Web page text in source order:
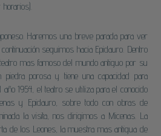
Haremos una breve parada para ver
seguimos hacia Epidauro. Dentro
mas famoso del mundo antiguo por su
piedra porosa y tiene una capacidad para
1954, el teatro se utiliza para el conocido
y Epidauro, sobre todo con obras de
la visita, nos dirigimos a Micenas. La
de los Leones, la muestra mas antigua de